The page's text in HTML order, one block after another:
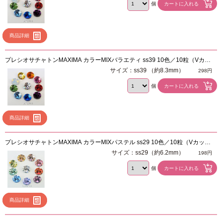
商品詳細
個
プレシオサチャトンMAXIMA カラーMIXバラエティ ss39 10色／10粒（Vカッ
ト）
商品詳細
サイズ：ss39 （約8.3mm） 298円
個
プレシオサチャトンMAXIMA カラーMIXパステル ss29 10色／10粒（Vカッ
ト）
商品詳細
サイズ：ss29（約6.2mm） 198円
個